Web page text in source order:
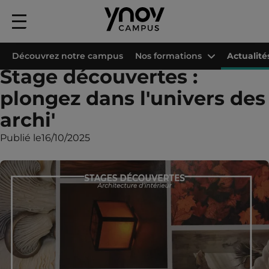
Menu
principal
Stage découvertes :
plongez dans l'univers des
archi'
Publié le16/10/2025
Découvrez notre campus Nos formations